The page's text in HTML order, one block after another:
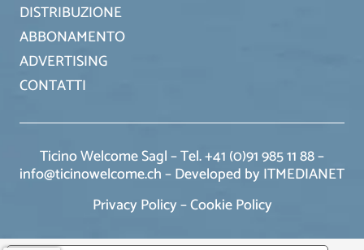
DISTRIBUZIONE
ABBONAMENTO
ADVERTISING
CONTATTI
Ticino Welcome Sagl – Tel. +41 (0)91 985 11 88 –
info@ticinowelcome.ch –Developed by ITMEDIANET
Privacy Policy–Cookie Policy